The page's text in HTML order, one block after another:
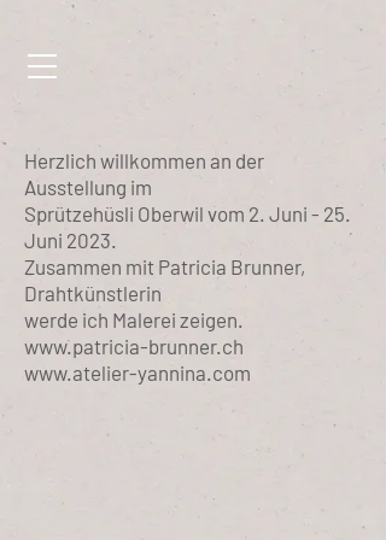
Herzlich willkommen an der
Ausstellung im
Sprützehüsli Oberwil vom 2. Juni - 25.
Juni 2023.
Zusammen mit Patricia Brunner,
Drahtkünstlerin
werde ich Malerei zeigen.
www.patricia-brunner.ch
www.atelier-yannina.com